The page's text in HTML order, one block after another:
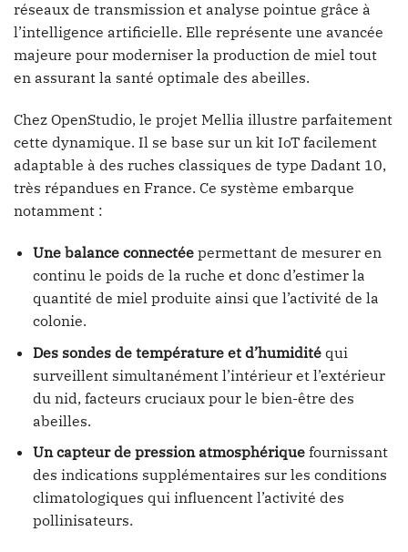
réseaux de transmission et analyse pointue grâce à
l’intelligence artificielle. Elle représente une avancée
majeure pour moderniser la production de miel tout
en assurant la santé optimale des abeilles.
Chez OpenStudio, le projet Mellia illustre parfaitement
cette dynamique. Il se base sur un kit IoT facilement
adaptable à des ruches classiques de type Dadant 10,
très répandues en France. Ce système embarque
notamment :
Une balance connectéepermettant de mesurer en
continu le poids de la ruche et donc d’estimer la
quantité de miel produite ainsi que l’activité de la
colonie.
Des sondes de température et d’humiditéqui
surveillent simultanément l’intérieur et l’extérieur
du nid, facteurs cruciaux pour le bien-être des
abeilles.
Un capteur de pression atmosphériquefournissant
des indications supplémentaires sur les conditions
climatologiques qui influencent l’activité des
pollinisateurs.